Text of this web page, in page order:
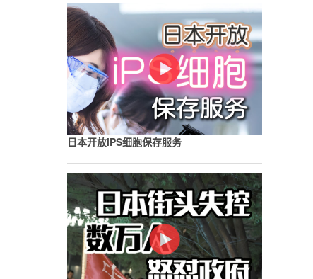
日本开放iPS细胞保存服务